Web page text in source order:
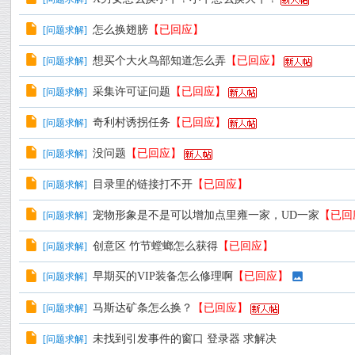
[问题求解] 怎么换翅膀 【已回应】
[问题求解] 想买个大火鸟部知道怎么弄 【已回应】
[问题求解] 采集许可证问题 【已回应】
[问题求解] 奇利村诱拐任务 【已回应】
[问题求解] 没问题 【已回应】
[问题求解] 目录里的链接打不开 【已回应】
[问题求解] 宠物形象是不是可以增加点里雍一家，UD一家 【已
[问题求解] 创意区 竹节螳螂怎么获得 【已回应】
[问题求解] 早期买的VIP装备怎么修理啊 【已回应】
[问题求解] 马斯达矿条怎么换？ 【已回应】
[问题求解] 未找到引发事件的窗口 登录器 求解决